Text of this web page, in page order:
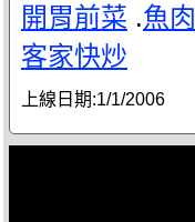
開胃前菜 .魚肉
客家快炒
上線日期:1/1/2006